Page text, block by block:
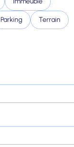
Parking Terrain